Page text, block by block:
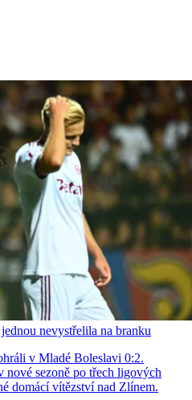
nevystřelila na branku
v Mladé Boleslavi 0:2.
nové sezoně po třech ligových
domácí vítězství nad Zlínem.